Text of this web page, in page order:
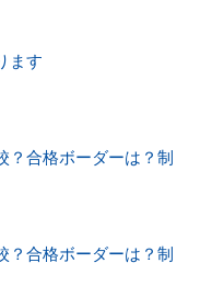
ます
？合格ボーダーは？制
？合格ボーダーは？制